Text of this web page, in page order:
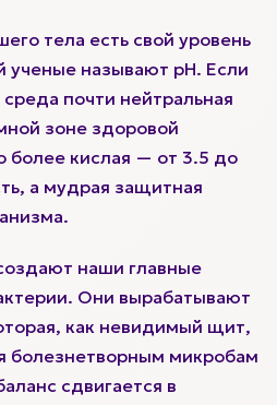
тела есть свой уровень
ученые называют pH. Если
почти нейтральная
зоне здоровой
кислая — от 3.5 до
а мудрая защитная
наши главные
Они вырабатывают
как невидимый щит,
болезнетворным микробам
сдвигается в